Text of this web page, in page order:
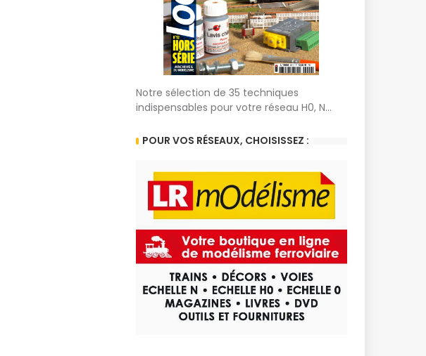
Notre sélection de 35 techniques
indispensables pour votre réseau H0, N...
POUR VOS RÉSEAUX, CHOISISSEZ :